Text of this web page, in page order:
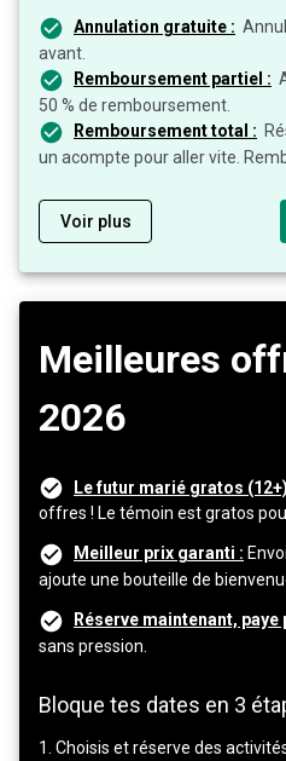
Annulation gratuite :
avant.
Remboursement partiel :
50 % de remboursement.
Remboursement total :
un acompte pour aller vite.
Voir plus
Meilleures
2026
Le futur marié gratos
offres ! Le témoin est gratos
Meilleur prix garanti :
ajoute une bouteille de
Réserve maintenant, paye
sans pression.
Bloque tes dates en 3
1. Choisis et réserve des